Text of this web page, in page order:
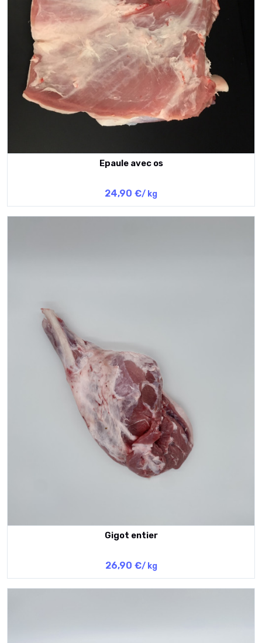
Epaule avec os
24,90 €/ kg
Gigot entier
26,90 €/ kg